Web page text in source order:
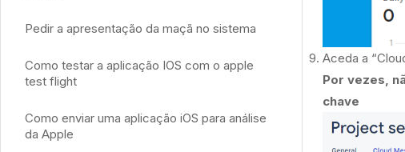
Pedir a apresentação da maçã no sistema
Como testar a aplicação IOS com o apple
test flight
Como enviar uma aplicação iOS para análise
da Apple
Aceda a
Por vezes,
chave